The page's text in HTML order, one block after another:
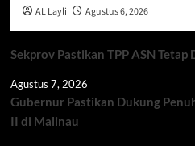
AL Layli Agustus 6, 2026
Sekprov Pastikan TPP ASN Tetap
Agustus 7, 2026
Gubernur Pastikan Dukung
II di Malinau